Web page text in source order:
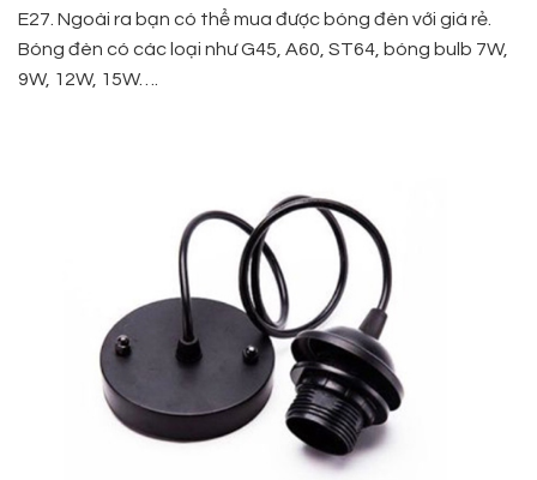
E27. Ngoài ra bạn có thể mua được bóng đèn với giá rẻ.
Bóng đèn có các loại như G45, A60, ST64, bóng bulb 7W,
9W, 12W, 15W….